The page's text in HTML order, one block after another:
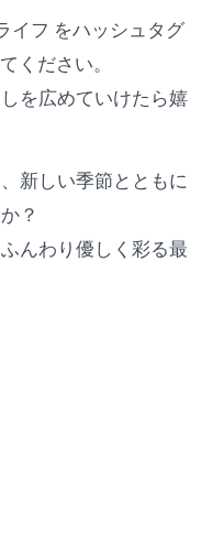
イフ をハッシュタグ
ください。
を広めていけたら嬉
新しい季節とともに
？
んわり優しく彩る最